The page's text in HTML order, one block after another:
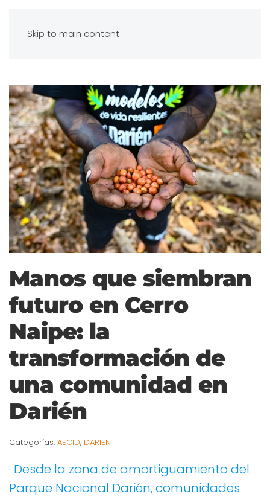
Skip to main content
Manos que siembran
futuro en Cerro
Naipe: la
transformación de
una comunidad en
Darién
Categorías: AECID, DARIEN
· Desde la zona de amortiguamiento del
Parque Nacional Darién, comunidades